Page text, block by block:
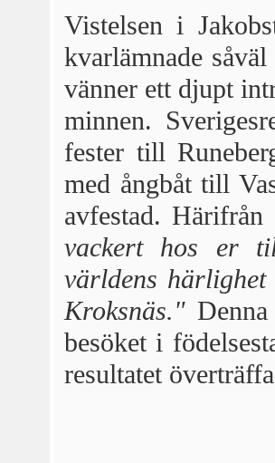
Vistelsen i
kvarlämnade
vänner ett djupt
minnen.
fester till
med ångbåt till
avfestad.
vac­kert hos er
världens
Kroksnäs."
besöket i
resultatet